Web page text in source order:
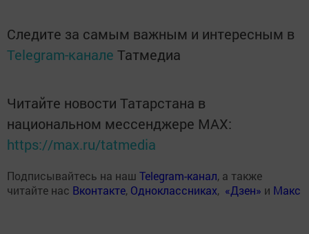
Следите за самым важным и интересным в
Telegram-канале Татмедиа
Читайте новости Татарстана в
национальном мессенджере MАХ:
https://max.ru/tatmedia
Подписывайтесь на наш Telegram-канал, а также
читайте нас Вконтакте, Одноклассниках, «Дзен» и Макс